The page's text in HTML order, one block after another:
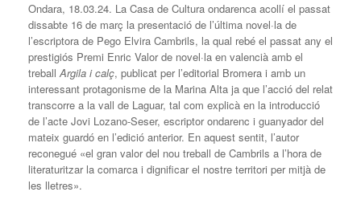
Ondara, 18.03.24. La Casa de Cultura ondarenca acollí el passat
dissabte 16 de març la presentació de l’última novel·la de
l’escriptora de Pego Elvira Cambrils, la qual rebé el passat any el
prestigiós Premi Enric Valor de novel·la en valencià amb el
treballArgila i calç, publicat per l’editorial Bromera i amb un
interessant protagonisme de la Marina Alta ja que l’acció del relat
transcorre a la vall de Laguar, tal com explicà en la introducció
de l’acte Jovi Lozano-Seser, escriptor ondarenc i guanyador del
mateix guardó en l’edició anterior. En aquest sentit, l’autor
reconegué «el gran valor del nou treball de Cambrils a l’hora de
literaturitzar la comarca i dignificar el nostre territori per mitjà de
les lletres».